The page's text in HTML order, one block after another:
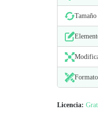
Licencia: